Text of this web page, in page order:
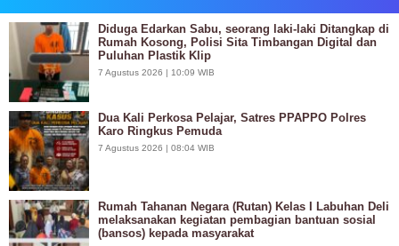
Diduga Edarkan Sabu, seorang laki-laki Ditangkap di
Rumah Kosong, Polisi Sita Timbangan Digital dan
Puluhan Plastik Klip
7 Agustus 2026 | 10:09 WIB
Dua Kali Perkosa Pelajar, Satres PPAPPO Polres
Karo Ringkus Pemuda
7 Agustus 2026 | 08:04 WIB
Rumah Tahanan Negara (Rutan) Kelas I Labuhan Deli
melaksanakan kegiatan pembagian bantuan sosial
(bansos) kepada masyarakat